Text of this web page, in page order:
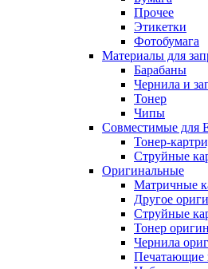
Прочее
Этикетки
Фотобумага
Материалы для
Барабаны
Чернила и
Тонер
Чипы
Совместимые для
Тонер-
Струйные
Оригинальные
Матричные
Другое
Струйные
Тонер
Чернила
Печатающие